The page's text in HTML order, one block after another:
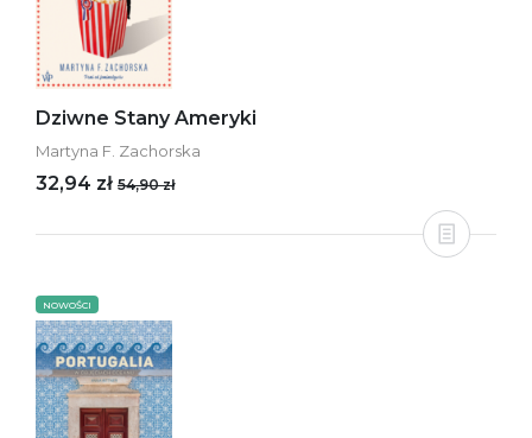
Dziwne Stany Ameryki
Martyna F. Zachorska
32,94 zł 54,90 zł
NOWOŚCI